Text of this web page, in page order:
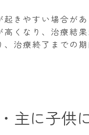
きやすい場合があ
くなり、治療結
治療終了までの
主に子供